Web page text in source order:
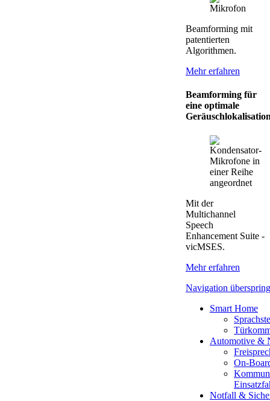
Beamforming mit
patentierten
Algorithmen.
Mehr erfahren
Beamforming für
eine optimale
Mit der
Multichannel
Speech
Enhancement Suite -
vicMSES.
Mehr erfahren
Navigation
Smart Home
Automotive &
On-
Notfall &